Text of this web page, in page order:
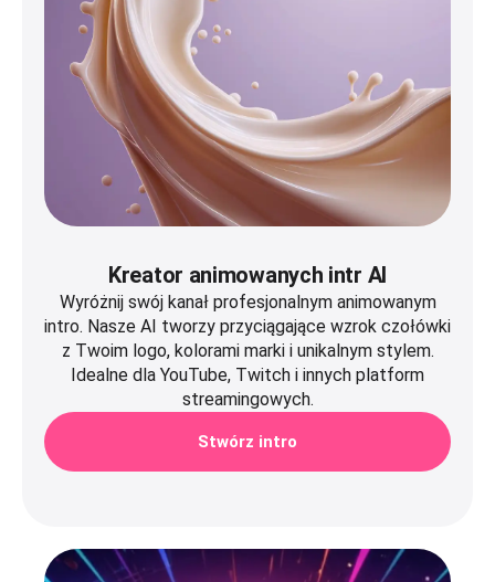
Kreator animowanych intr AI
Wyróżnij swój kanał profesjonalnym animowanym
intro. Nasze AI tworzy przyciągające wzrok czołówki
z Twoim logo, kolorami marki i unikalnym stylem.
Idealne dla YouTube, Twitch i innych platform
streamingowych.
Stwórz intro